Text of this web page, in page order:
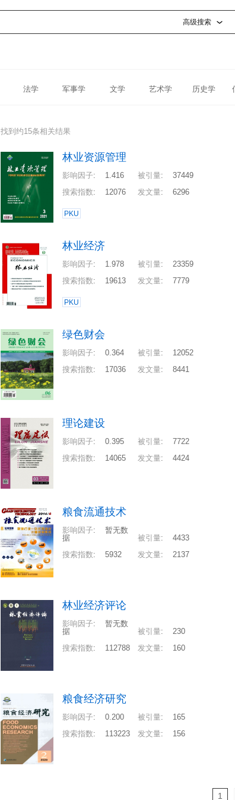
高级搜索
法学 军事学 文学 艺术学 历史学
找到约15条相关结果
林业资源管理
影响因子: 1.416 被引量:
37449
搜索指数: 12076 发文量: 6296
PKU
林业经济
影响因子: 1.978 被引量:
23359
搜索指数: 19613 发文量: 7779
PKU
绿色财会
影响因子: 0.364 被引量:
12052
搜索指数: 17036 发文量: 8441
理论建设
影响因子: 0.395 被引量:
7722
搜索指数: 14065 发文量: 4424
粮食流通技术
影响因子:
暂无数
据
被引量:
4433
搜索指数: 5932 发文量: 2137
林业经济评论
影响因子:
暂无数
据
被引量:
230
搜索指数: 112788 发文量: 160
粮食经济研究
影响因子: 0.200 被引量:
165
搜索指数: 113223 发文量: 156
1